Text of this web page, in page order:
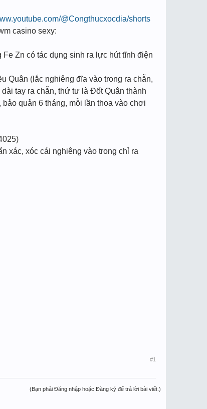
@Congthucxocdia/shorts
casino sexy:
Zn có tác dụng sinh ra lực hút tĩnh điện
(lắc nghiêng đĩa vào trong ra chẵn,
tay ra chẵn, thứ tư là Đốt Quân thành
quản 6 tháng, mỗi lần thoa vào chơi
xác, xóc cái nghiêng vào trong chỉ ra
#1
(Bạn phải Đăng nhập hoặc Đăng ký để trả lời bài viết.)